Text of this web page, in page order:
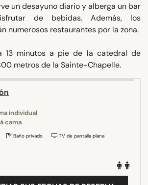
un desayuno diario y alberga un bar
de bebidas. Además, los
numerosos restaurantes por la zona.
13 minutos a pie de la catedral de
metros de la Sainte-Chapelle.
individual
cama
Baño privado
TV de pantalla plana